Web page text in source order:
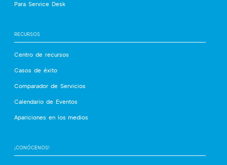
Para Service Desk
RECURSOS
Centro de recursos
Casos de éxito
Comparador de Servicios
Calendario de Eventos
Apariciones en los medios
¡CONÓCENOS!